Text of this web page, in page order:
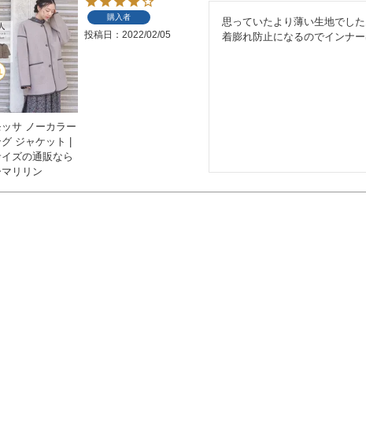
サ ノーカラー
ジャケット |
ズの通販なら
リリン
購入者
投稿日 2022/02/05
思っていたより薄い生地でした
着膨れ防止になるのでインナ